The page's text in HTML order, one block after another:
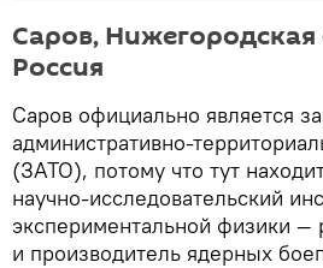
Саров, Нижегородская
Россия
Саров официально является
административно-
(ЗАТО), потому что тут
научно-исследовательский
экспериментальной физики —
и производитель ядерных